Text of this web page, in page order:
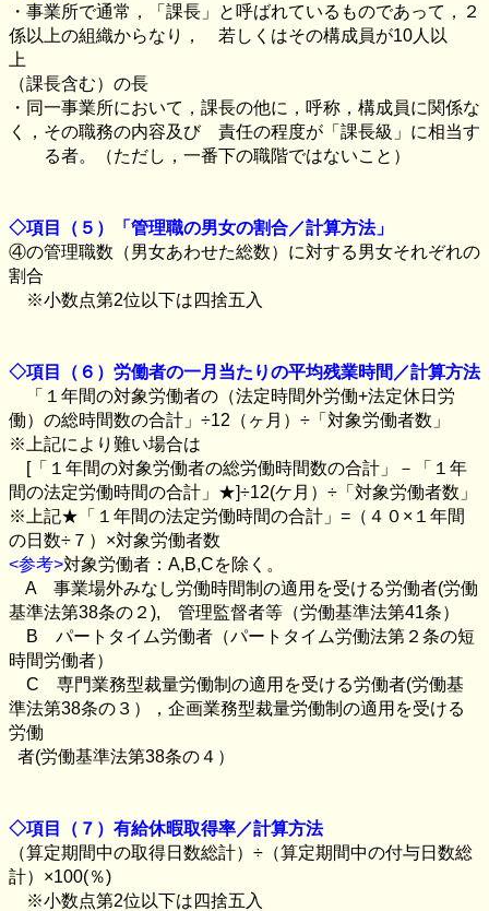
・事業所で通常，「課長」と呼ばれているものであって，２
係以上の組織からなり， 若しくはその構成員が10人以
上
（課長含む）の長
・同一事業所において，課長の他に，呼称，構成員に関係な
く，その職務の内容及び 責任の程度が「課長級」に相当す
る者。（ただし，一番下の職階ではないこと）
◇項目（５）「管理職の男女の割合／計算方法」
④の管理職数（男女あわせた総数）に対する男女それぞれの
割合
※小数点第2位以下は四捨五入
◇項目（６）労働者の一月当たりの平均残業時間／計算方法
「１年間の対象労働者の（法定時間外労働+法定休日労
働）の総時間数の合計」÷12 （ヶ月）÷「対象労働者数」
※上記により難い場合は
[「１年間の対象労働者の総労働時間数の合計」－「１年
間の法定労働時間の合計」★]÷12(ケ月）÷「対象労働者数」
※上記★「１年間の法定労働時間の合計」 = （４０×１年間
の日数÷７）×対象労働者数
<参考>対象労働者： A,B,Cを除く。
A事業場外みなし労働時間制の適用を受ける労働者(労働
基準法第38条の２ ), 管理監督者等（労働基準法第41条）
B パートタイム労働者（パートタイム労働法第２条の短
時間労働者）
C 専門業務型裁量労働制の適用を受ける労働者(労働基
準法第38条の３），企画業務型裁量労働制の適用を受ける
労働
者(労働基準法第38条の４）
◇項目（７）有給休暇取得率／計算方法
（算定期間中の取得日数総計）÷（算定期間中の付与日数総
計）×100(％)
※小数点第2位以下は四捨五入